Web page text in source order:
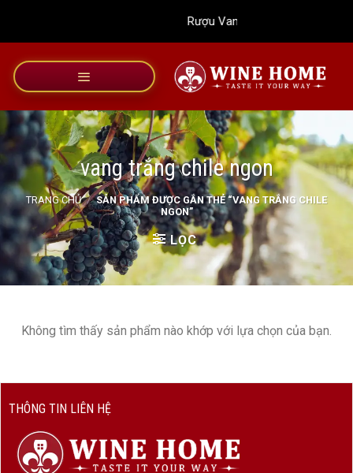
dung
Rượu Vang Wine Home
vang trắng chile ngon
TRANG CHỦ / SẢN PHẨM ĐƯỢC GẮN THẺ “VANG TRẮNG CHILE
NGON”
LỌC
Không tìm thấy sản phẩm nào khớp với lựa chọn của bạn.
THÔNG TIN LIÊN HỆ